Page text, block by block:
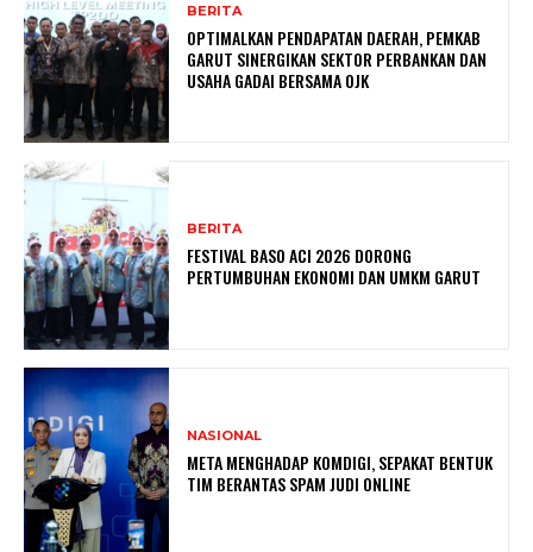
BERITA
OPTIMALKAN PENDAPATAN DAERAH, PEMKAB
GARUT SINERGIKAN SEKTOR PERBANKAN DAN
USAHA GADAI BERSAMA OJK
BERITA
FESTIVAL BASO ACI 2026 DORONG
PERTUMBUHAN EKONOMI DAN UMKM GARUT
NASIONAL
META MENGHADAP KOMDIGI, SEPAKAT BENTUK
TIM BERANTAS SPAM JUDI ONLINE